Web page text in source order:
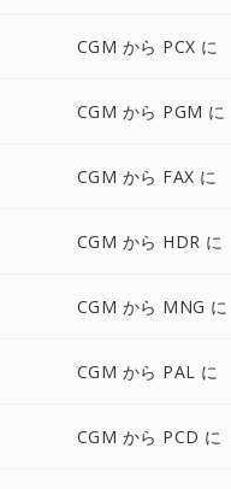
CGM から PCX に
CGM から PGM に
CGM から FAX に
CGM から HDR に
CGM から MNG に
CGM から PAL に
CGM から PCD に